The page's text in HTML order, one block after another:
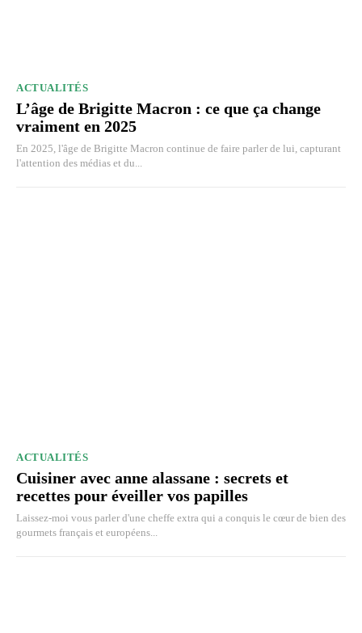
ACTUALITÉS
L’âge de Brigitte Macron : ce que ça change
vraiment en 2025
En 2025, l'âge de Brigitte Macron continue de faire parler de lui, capturant
l'attention des médias et du...
ACTUALITÉS
Cuisiner avec anne alassane : secrets et
recettes pour éveiller vos papilles
Laissez-moi vous parler d'une cheffe extra qui a conquis le cœur de bien des
gourmets français et européens...